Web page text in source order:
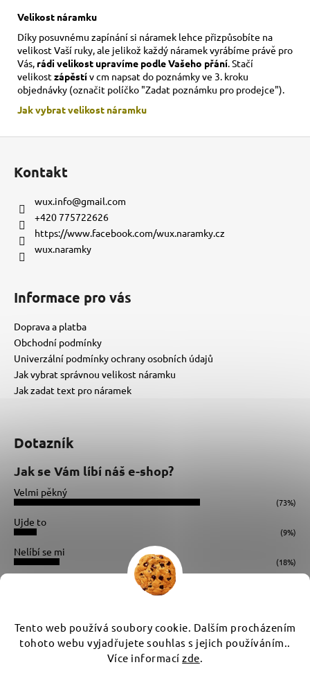
Tento web používá soubory cookie. Dalším procházením
tohoto webu vyjadřujete souhlas s jejich používáním..
Více informacízde.
Velikost náramku
Díky posuvnému zapínání si náramek lehce přizpůsobíte na
velikost Vaší ruky, ale jelikož každý náramek vyrábíme právě pro
Vás, rádi velikost upravíme podle Vašeho přání . Stačí
velikostzápěstív cm napsat do poznámky ve 3. kroku
objednávky (označit políčko "Zadat poznámku pro prodejce").
Jak vybrat velikost náramku
Kontakt
wux.info@gmail.com
+420 775722626
https://www.facebook.com/wux.naramky.cz
wux.naramky
Informace pro vás
Doprava a platba
Obchodní podmínky
Univerzální podmínky ochrany osobních údajů
Jak vybrat správnou velikost náramku
Jak zadat text pro náramek
Dotazník
Jak se Vám líbí náš e-shop?
Velmi pěkný
(73%)
Ujde to
(9%)
Nelíbí se mi
(18%)
Instagram